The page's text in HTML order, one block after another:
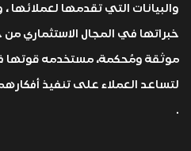
والبيانات التي تقدمها لعملائها
خبراتها في المجال الاستثماري
موثقة ومُحكمة، مستخدمه قوتها
لتساعد العملاء على تنفيذ
.